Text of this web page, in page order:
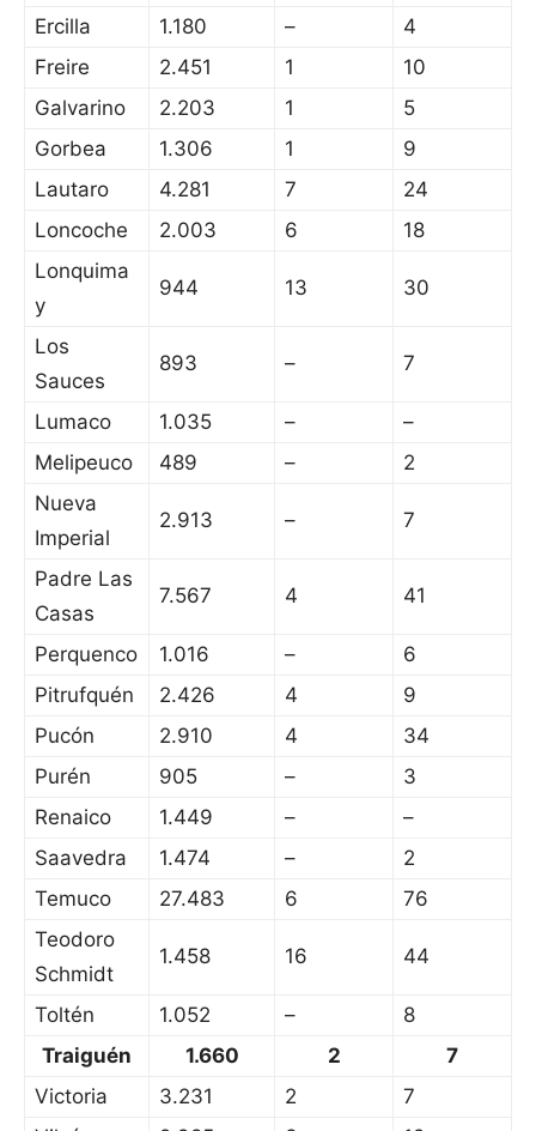
Ercilla 1.180 –
4
Freire
2.451 1
10
Galvarino
2.203 1
5
Gorbea
1.306 1
9
Lautaro
4.281 7
24
Loncoche
2.003 6
18
Lonquima
y
944 13 30
Los
Sauces
893 – 7
Lumaco 1.035 –
–
Melipeuco
489 –
2
Nueva
Imperial
2.913 – 7
Padre Las
Casas
7.567 4 41
Perquenco 1.016 –
6
Pitrufquén
2.426 4
9
Pucón
2.910 4
34
Purén
905 –
3
Renaico
1.449 –
–
Saavedra
1.474 –
2
Temuco
27.483 6
76
Teodoro
Schmidt
1.458 16 44
Toltén 1.052 –
8
Traiguén
1.660 2
7
Victoria
3.231 2
7